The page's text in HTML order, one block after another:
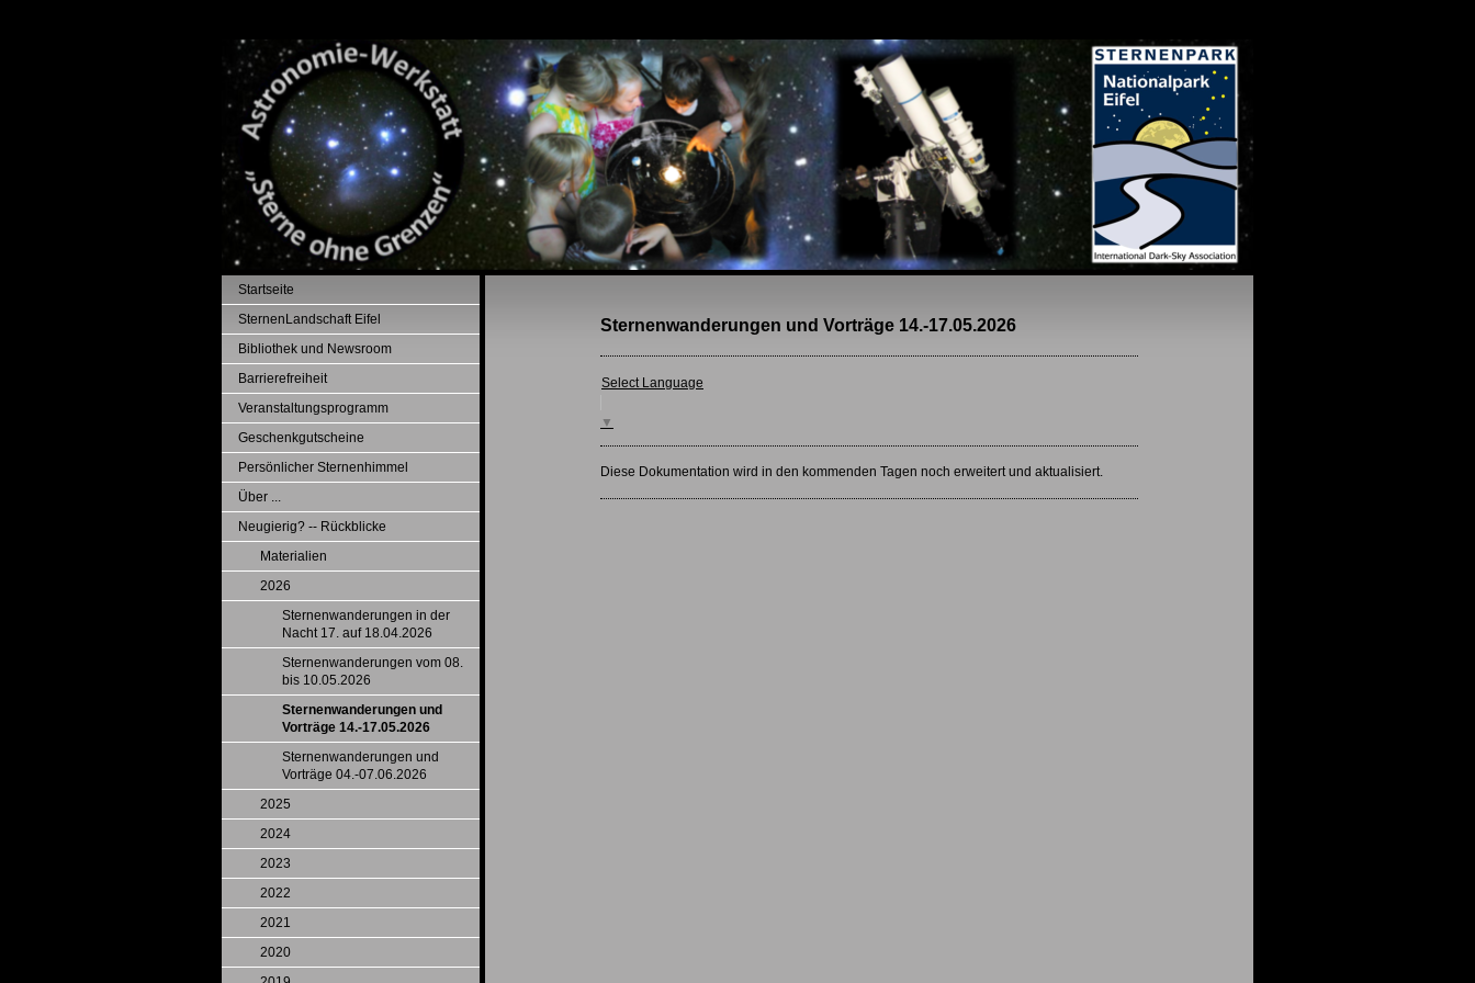
Startseite
SternenLandschaft Eifel
Bibliothek und Newsroom
Barrierefreiheit
Veranstaltungsprogramm
Geschenkgutscheine
Persönlicher Sternenhimmel
Über ...
Neugierig? -- Rückblicke
Materialien
2026
Sternenwanderungen in der
Nacht 17. auf 18.04.2026
Sternenwanderungen vom 08.
bis 10.05.2026
Sternenwanderungen und
Vorträge 14.-17.05.2026
Sternenwanderungen und
Vorträge 04.-07.06.2026
2025
2024
2023
2022
2021
2020
Sternenwanderungen und Vorträge 14.-17.05.2026
Select Language
▼
Diese Dokumentation wird in den kommenden Tagen noch erweitert und aktualisiert.